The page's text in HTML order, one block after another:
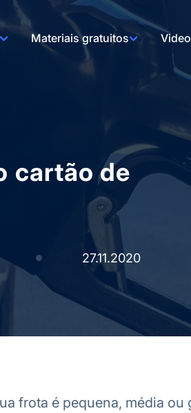
Materiais gratuitos
cartão de
27.11.2020
frota é pequena, média ou